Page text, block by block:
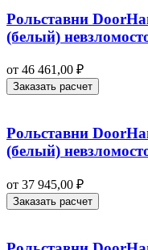
Рольставни
(белый)
от 46 461,00 ₽
Заказать расчет
Рольставни
(белый)
от 37 945,00 ₽
Заказать расчет